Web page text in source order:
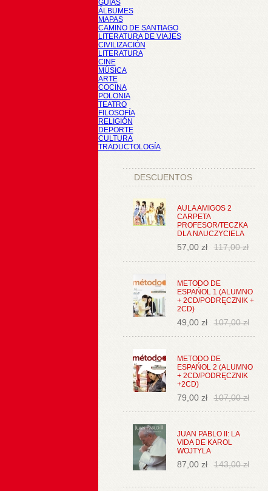
GUÍAS
ÁLBUMES
MAPAS
CAMINO DE SANTIAGO
LITERATURA DE VIAJES
CIVILIZACIÓN
LITERATURA
CINE
MÚSICA
ARTE
COCINA
POLONIA
TEATRO
FILOSOFÍA
RELIGIÓN
DEPORTE
CULTURA
TRADUCTOLOGÍA
DESCUENTOS
AULA AMIGOS 2
CARPETA
PROFESOR/TECZKA
DLA NAUCZYCIELA
57,00 zł 117,00 zł
METODO DE
ESPAŃOL 1 (ALUMNO
+ 2CD/PODRĘCZNIK +
2CD)
49,00 zł 107,00 zł
METODO DE
ESPAŃOL 2 (ALUMNO
+ 2CD/PODRĘCZNIK
+2CD)
79,00 zł 107,00 zł
JUAN PABLO II: LA
VIDA DE KAROL
WOJTYLA
87,00 zł 143,00 zł